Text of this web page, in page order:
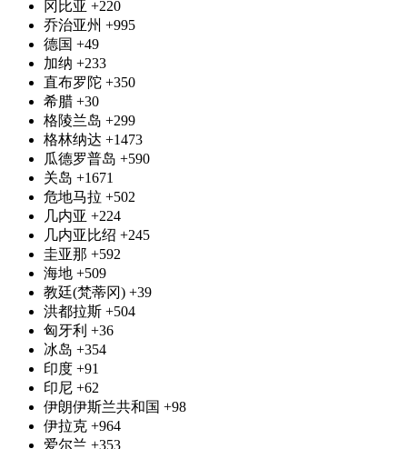
冈比亚 +220
乔治亚州 +995
德国 +49
加纳 +233
直布罗陀 +350
希腊 +30
格陵兰岛 +299
格林纳达 +1473
瓜德罗普岛 +590
关岛 +1671
危地马拉 +502
几内亚 +224
几内亚比绍 +245
圭亚那 +592
海地 +509
教廷(梵蒂冈) +39
洪都拉斯 +504
匈牙利 +36
冰岛 +354
印度 +91
印尼 +62
伊朗伊斯兰共和国 +98
伊拉克 +964
爱尔兰 +353